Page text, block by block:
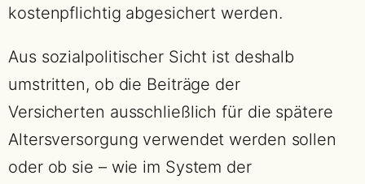
kostenpflichtig abgesichert werden.
Aus sozialpolitischer Sicht ist deshalb
umstritten, ob die Beiträge der
Versicherten ausschließlich für die spätere
Altersversorgung verwendet werden sollen
oder ob sie – wie im System der